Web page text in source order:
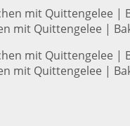
mit Quittengelee |
mit Quittengelee |